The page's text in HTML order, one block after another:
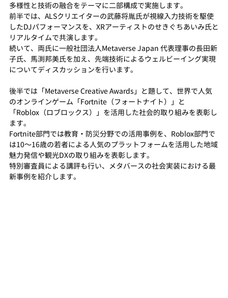
多様性と技術の融合をテーマに二部構成で実施します。
前半では、ALSクリエイターの武藤将胤氏が視線入力技術を駆使
したDJパフォーマンスを、XRアーティストのせきぐちあいみ氏と
リアルタイムで共演します。
続いて、両氏に一般社団法人Metaverse Japan 代表理事の長田新
子氏、馬渕邦美氏を加え、先端技術によるウェルビーイング実現
についてディスカッションを行います。
後半では「Metaverse Creative Awards」と題して、世界で人気
のオンラインゲーム「Fortnite（フォートナイト）」と
「Roblox（ロブロックス）」を活用した社会的取り組みを表彰し
ます。
Fortnite部門では教育・防災分野での活用事例を、Roblox部門で
は10～16歳の若者による人気のプラットフォームを活用した地域
魅力発信や観光DXの取り組みを表彰します。
特別審査員による講評も行い、メタバースの社会実装における最
新事例を紹介します。